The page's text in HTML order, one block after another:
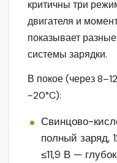
критичны три
двигателя и
показывает
системы зарядки.
В покое (через
~20°C):
Свинцово-
полный заряд,
≤11,9 В —